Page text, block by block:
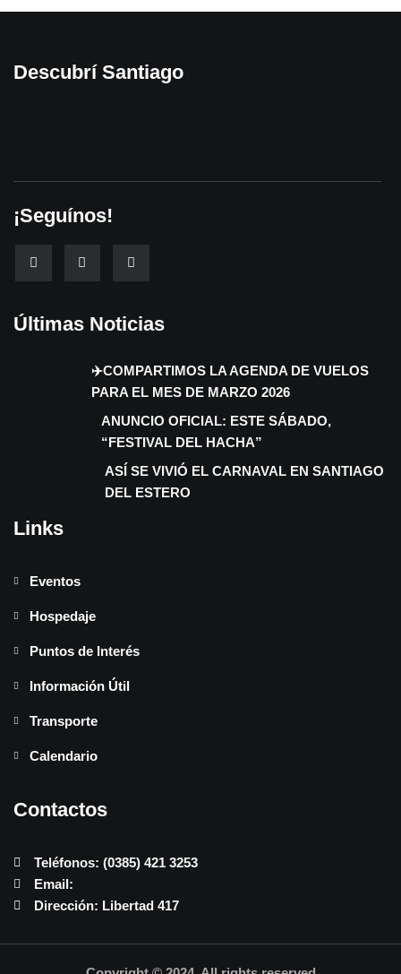
Descubrí Santiago
¡Seguínos!
Últimas Noticias
✈️COMPARTIMOS LA AGENDA DE VUELOS
PARA EL MES DE MARZO 2026
ANUNCIO OFICIAL: ESTE SÁBADO,
“FESTIVAL DEL HACHA”
ASÍ SE VIVIÓ EL CARNAVAL EN SANTIAGO
DEL ESTERO
Links
Eventos
Hospedaje
Puntos de Interés
Información Útil
Transporte
Calendario
Contactos
Teléfonos: (0385) 421 3253
Email:
Dirección: Libertad 417